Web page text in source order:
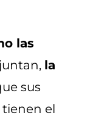
las
la
sus
el